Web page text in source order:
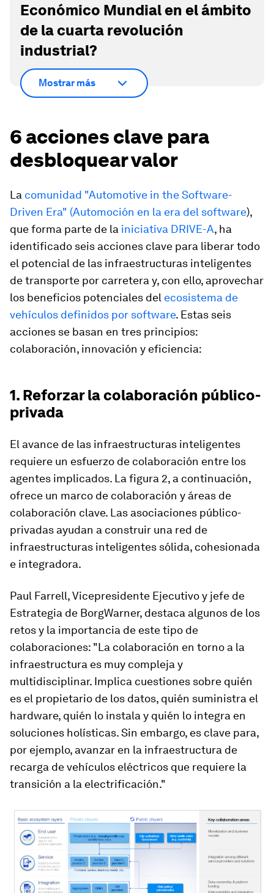
Económico Mundial en el ámbito
de la cuarta revolución
industrial?
Mostrar más
6 acciones clave para
desbloquear valor
La comunidad "Automotive in the Software-
Driven Era" (Automoción en la era del software),
que forma parte de la iniciativa DRIVE-A, ha
identificado seis acciones clave para liberar todo
el potencial de las infraestructuras inteligentes
de transporte por carretera y, con ello, aprovechar
los beneficios potenciales del ecosistema de
vehículos definidos por software. Estas seis
acciones se basan en tres principios:
colaboración, innovación y eficiencia:
1. Reforzar la colaboración público-
privada
El avance de las infraestructuras inteligentes
requiere un esfuerzo de colaboración entre los
agentes implicados. La figura 2, a continuación,
ofrece un marco de colaboración y áreas de
colaboración clave. Las asociaciones público-
privadas ayudan a construir una red de
infraestructuras inteligentes sólida, cohesionada
e integradora.
Paul Farrell, Vicepresidente Ejecutivo y jefe de
Estrategia de BorgWarner, destaca algunos de los
retos y la importancia de este tipo de
colaboraciones: "La colaboración en torno a la
infraestructura es muy compleja y
multidisciplinar. Implica cuestiones sobre quién
es el propietario de los datos, quién suministra el
hardware, quién lo instala y quién lo integra en
soluciones holísticas. Sin embargo, es clave para,
por ejemplo, avanzar en la infraestructura de
recarga de vehículos eléctricos que requiere la
transición a la electrificación."